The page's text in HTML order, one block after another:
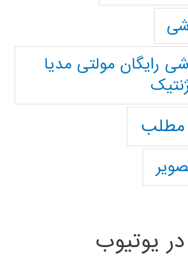
رایگان مولتی مدیا
مطلب
یوتیوب